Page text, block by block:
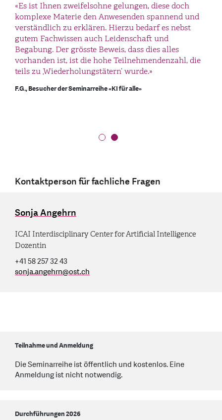
«Ich war heute zum ersten Mal bei am
Abendseminar in Wattwil und bin begeistert von der
Vortragsweise: Einfach und verständlich für alle. Ab
sofort werde ich alle restliche Termine dieser Serie
wahrnehmen.»
Walo Rüthemann, Besucher der Seminarreihe «KI für alle»
«Es ist Ihnen zweifelsohne gelungen, diese doch
komplexe Materie den Anwesenden spannend und
verständlich zu erklären. Hierzu bedarf es nebst
gutem Fachwissen auch Leidenschaft und
Begabung. Der grösste Beweis, dass dies alles
vorhanden ist, ist die hohe Teilnehmendenzahl, die
teils zu ‚Wiederholungstätern‘ wurde.»
F.G., Besucher der Seminarreihe «KI für alle»
Kontaktperson für fachliche Fragen
Sonja Angehrn
ICAI Interdisciplinary Center for Artificial Intelligence
Dozentin
+41 58 257 32 43
sonja.angehrn@ost.ch
Teilnahme und Anmeldung
Die Seminarreihe ist öffentlich und kostenlos. Eine
Anmeldung ist nicht notwendig.
Durchführungen 2026